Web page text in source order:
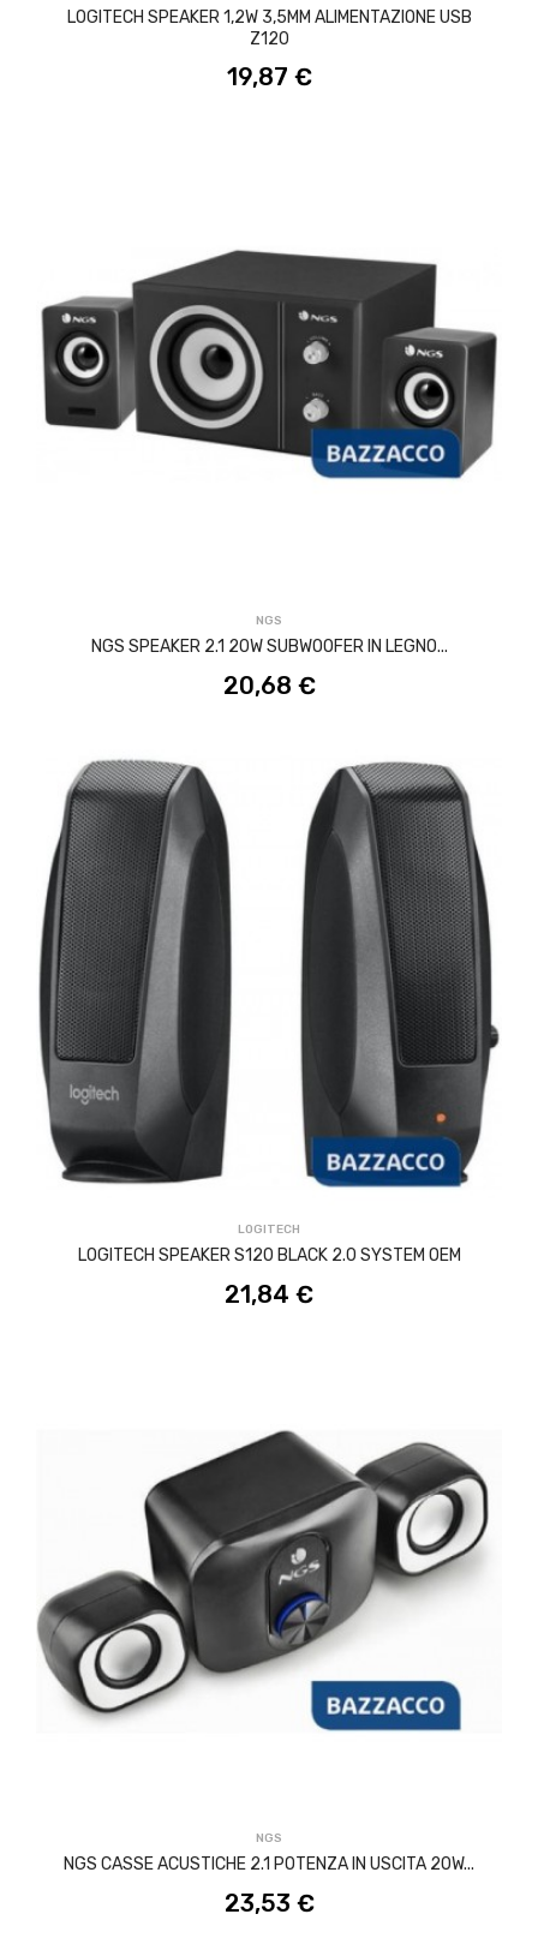
LOGITECH SPEAKER 1,2W 3,5MM ALIMENTAZIONE USB
Z120
19,87 €
NGS
NGS SPEAKER 2.1 20W SUBWOOFER IN LEGNO...
20,68 €
LOGITECH
LOGITECH SPEAKER S120 BLACK 2.0 SYSTEM OEM
21,84 €
ACQUISTA
NGS
NGS CASSE ACUSTICHE 2.1 POTENZA IN USCITA 20W...
23,53 €